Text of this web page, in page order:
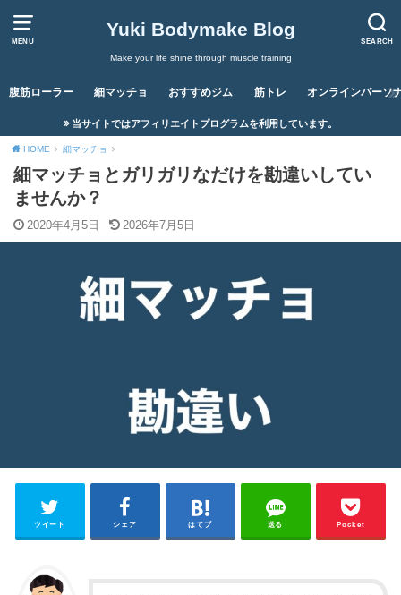
MENU SEARCH
Yuki Bodymake Blog
Make your life shine through muscle training
腹筋ローラー 細マッチョ おすすめジム 筋トレ オンラインパーソ
当サイトではアフィリエイトプログラムを利用しています。
HOME 細マッチョ
細マッチョとガリガリなだけを勘違いしてい
ませんか？
2020年4月5日 2026年7月5日
ツイート シェア はてブ 送る Pocket